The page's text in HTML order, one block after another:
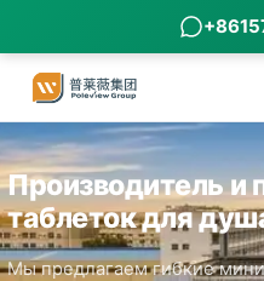
Производитель и
таблеток для
Мы предлагаем гибкие